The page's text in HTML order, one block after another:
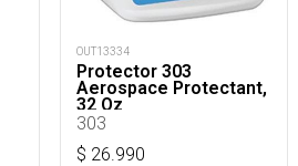
OUT13334
Protector 303
Aerospace Protectant,
32 Oz
303
$ 26.990